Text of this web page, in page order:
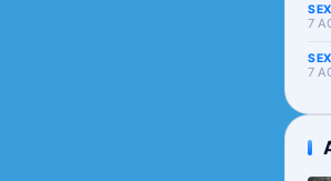
SEX
7
SEX
7